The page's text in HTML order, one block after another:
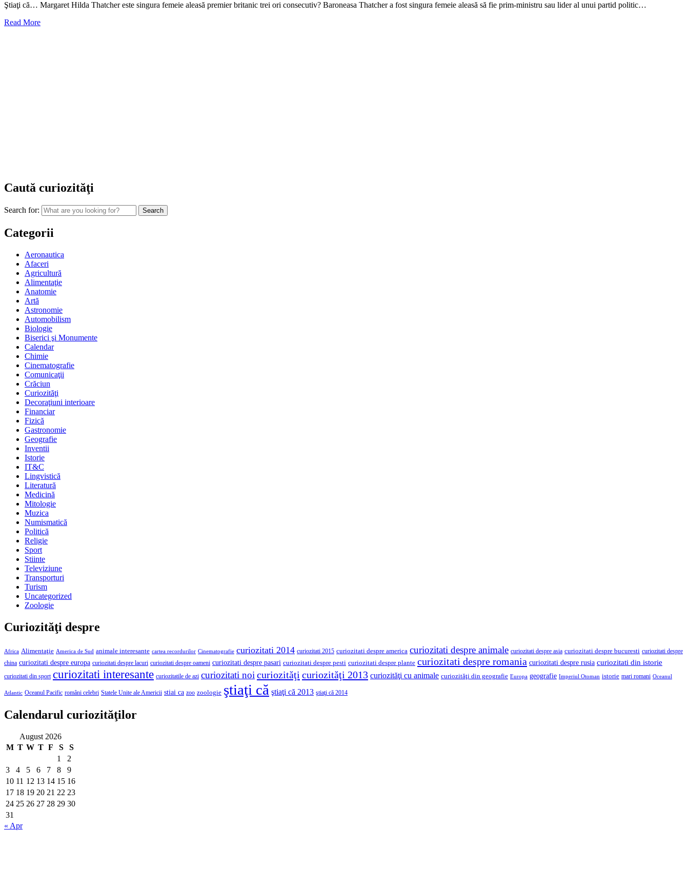
Ştiaţi că… Margaret Hilda Thatcher este singura femeie aleasă premier britanic trei ori consecutiv? Baroneasa Thatcher a fost singura femeie aleasă să fie prim-ministru sau lider al unui partid politic…
Read More
Caută curiozităţi
Search for:
Categorii
Aeronautica
Afaceri
Agricultură
Alimentaţie
Anatomie
Artă
Astronomie
Automobilism
Biologie
Biserici şi Monumente
Calendar
Chimie
Cinematografie
Comunicaţii
Crăciun
Curiozităţi
Decoraţiuni interioare
Financiar
Fizică
Gastronomie
Geografie
Inventii
Istorie
IT&C
Lingvistică
Literatură
Medicină
Mitologie
Muzica
Numismatică
Politică
Religie
Sport
Stiinte
Televiziune
Transporturi
Turism
Uncategorized
Zoologie
Curiozităţi despre
Africa Alimentaţie America de Sud animale interesante cartea recordurilor Cinematografie curiozitati 2014 curiozitati 2015 curiozitati despre america curiozitati despre animale curiozitati despre asia curiozitati despre bucuresti curiozitati despre
china curiozitati despre europa curiozitati despre lacuri curiozitati despre oameni curiozitati despre pasari curiozitati despre pesti curiozitati despre plante curiozitati despre romania curiozitati despre rusia curiozitati din istorie
curiozitati din sport curiozitati interesante curiozitatile de azi curiozitati noi curiozităţi curiozităţi 2013 curiozităţi cu animale curiozităţi din geografie Europa geografie Imperiul Otoman istorie mari romani Oceanul
Atlantic Oceanul Pacific români celebri Statele Unite ale Americii stiai ca zoo zoologie ştiaţi că ştiaţi că 2013 ştiaţi că 2014
Calendarul curiozităţilor
August 2026
M T W T F S
S
1
2
3
4 5 6 7 8
9
10 11 12 13 14 15 16
17 18 19 20 21 22 23
24 25 26 27 28 29 30
31
« Apr